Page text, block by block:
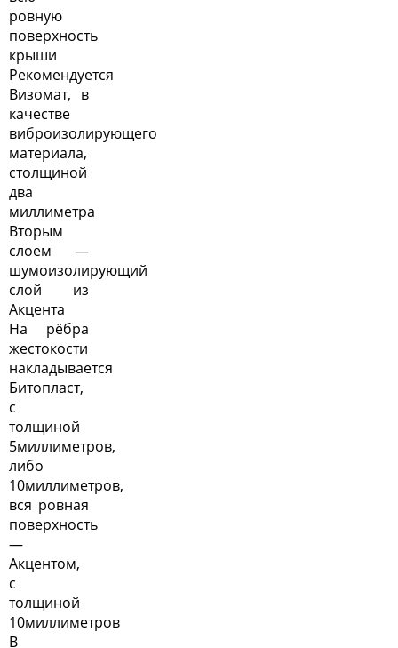
ровную
поверхность
крыши
Рекомендуется
Визомат, в
качестве
виброизолирующего
материала,
столщиной
два
миллиметра
Вторым
слоем —
шумоизолирующий
слой из
Акцента
На рёбра
жестокости
накладывается
Битопласт,
с
толщиной
5миллиметров,
либо
10миллиметров,
вся ровная
поверхность
—
Акцентом,
с
толщиной
10миллиметров
В